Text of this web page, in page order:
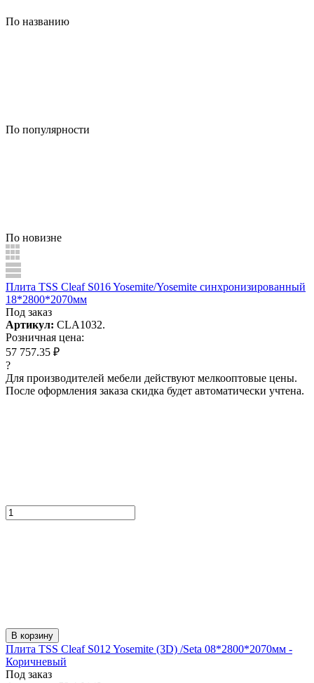
По названию
По популярности
По новизне
Плита TSS Cleaf S016 Yosemite/Yosemite синхронизированный
18*2800*2070мм
Под заказ
Артикул: CLA1032.
Розничная цена:
57 757.35 ₽
?
Для производителей мебели действуют мелкооптовые цены.
После оформления заказа скидка будет автоматически учтена.
В корзину
Плита TSS Cleaf S012 Yosemite (3D) /Seta 08*2800*2070мм -
Коричневый
Под заказ